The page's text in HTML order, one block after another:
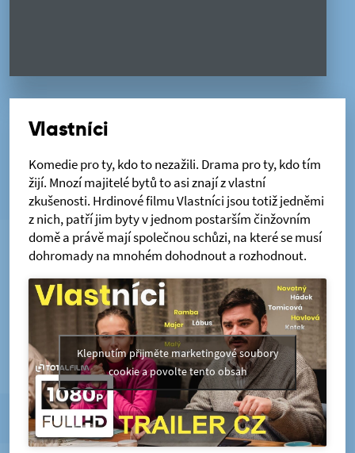
Vlastníci
Komedie pro ty, kdo to nezažili. Drama pro ty, kdo tím
žijí. Mnozí majitelé bytů to asi znají z vlastní
zkušenosti. Hrdinové filmu Vlastníci jsou totiž jedněmi
z nich, patří jim byty v jednom postarším činžovním
domě a právě mají společnou schůzi, na které se musí
dohromady na mnohém dohodnout a rozhodnout.
Klepnutím přijměte marketingové soubory
cookie a povolte tento obsah